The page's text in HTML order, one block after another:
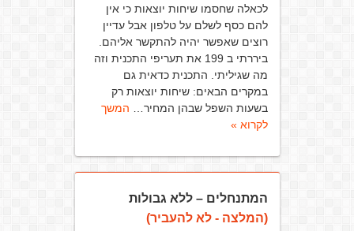
לכאלה שחסמו שיחות יוצאות כי אין
להם כסף לשלם על טלפון אבל עדיין
רוצים שאפשר יהיה להתקשר אליהם.
ביררתי ב 199 את תעריפי התכנית וזה
מה שגיליתי. התכנית כדאית גם
במקרים הבאים: שיחות יוצאות רק
בשעות השפל שבהן המחיר… המשך
לקרוא »
המתנחלים – ללא גבולות
(המלצה - לא להעביר)